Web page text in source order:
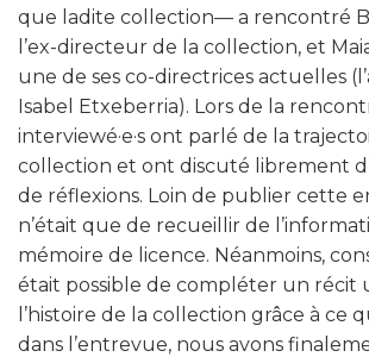
que ladite collection— a rencontré
l’ex-directeur de la collection, et
une de ses co-directrices actuelles
Isabel Etxeberria). Lors de la
interviewé·e·s ont parlé de la
collection et ont discuté librement
de réflexions. Loin de publier cette
n’était que de recueillir de
mémoire de licence. Néanmoins,
était possible de compléter un récit
l’histoire de la collection grâce à ce
dans l’entrevue, nous avons